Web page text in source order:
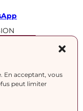
En acceptant, vous
peut limiter